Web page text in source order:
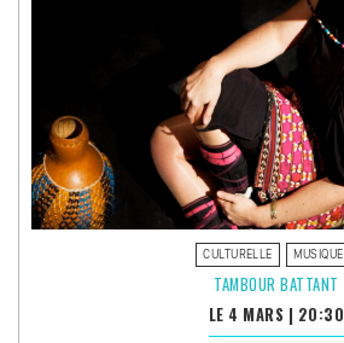
CULTURELLE MUSIQUE
TAMBOUR BATTANT
LE 4 MARS | 20:30